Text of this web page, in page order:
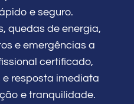
e seguro.
quedas de energia,
e emergências a
certificado,
resposta imediata
e tranquilidade.